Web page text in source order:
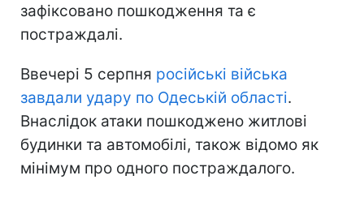
зафіксовано пошкодження та є
постраждалі.
Ввечері 5 серпня російські війська
завдали удару по Одеській області.
Внаслідок атаки пошкоджено житлові
будинки та автомобілі, також відомо як
мінімум про одного постраждалого.